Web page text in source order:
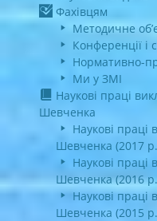
Фахівцям
Методичне
Конференції і
Нормативно-
Ми у ЗМІ
Наукові праці
Шевченка
Наукові праці
Шевченка (2017
Наукові праці
Шевченка (2016
Наукові праці
Шевченка (2015